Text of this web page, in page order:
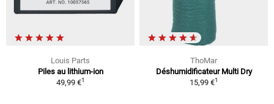
Louis Parts
Piles au lithium-ion
49,99 €1
ThoMar
Déshumidificateur Multi Dry
15,99 €1